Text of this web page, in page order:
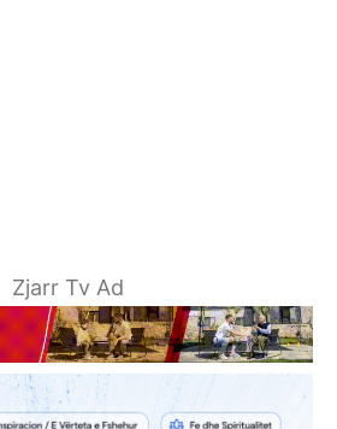
Zjarr Tv Ad